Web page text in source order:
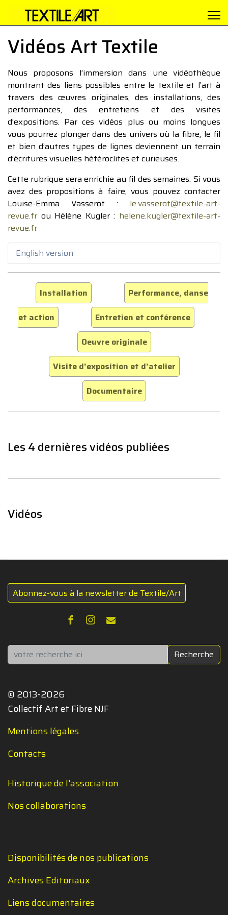
Vidéos Art Textile
Nous proposons l’immersion dans une vidéothèque
montrant des liens possibles entre le textile et l’art à
travers des œuvres originales, des installations, des
performances, des entretiens et des visites
d’expositions. Par ces vidéos plus ou moins longues
vous pourrez plonger dans des univers où la fibre, le fil
et bien d’autres types de lignes deviennent un terrain
d’écritures visuelles hétéroclites et curieuses.
Cette rubrique sera enrichie au fil des semaines. Si vous
avez des propositions à faire, vous pouvez contacter
Louise-Emma Vasserot : le.vasserot@textile-art-
revue.fr ou Hélène Kugler : helene.kugler@textile-art-
revue.fr
English version
Installation
Performance, danse
et action
Entretien et conférence
Oeuvre originale
Visite d'exposition et d'atelier
Documentaire
Les 4 dernières vidéos publiées
Vidéos
Abonnez-vous à la newsletter de Textile/Art
Rechercher Recherche
© 2013-2026
Collectif Art et Fibre NJF
Mentions légales
Contacts
Historique de l'association
Nos collaborations
Disponibilités de nos publications
Archives Editoriaux
Liens documentaires